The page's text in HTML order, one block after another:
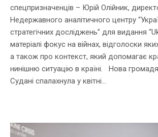
спецпризначенців – Юрій Олійник,
Недержавного аналітичного центру
стратегічних досліджень” для видання
матеріалі фокус на війнах, відголоски
а також про контекст, який допомагає
нинішню ситуацію в країні. Нова
Судані спалахнула у квітні...